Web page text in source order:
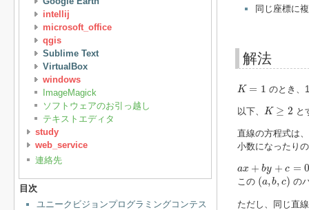
intellij
microsoft_office
qgis
Sublime Text
VirtualBox
windows
ImageMagick
ソフトウェアのお引っ越し
テキストエディタ
study
web_service
連絡先
目次
ユニークビジョンプログラミングコンテス
同じ座標に
解法
K = 1
K= のとき、
以下、 K ≥ 2
K≥ 2 と
直線の方程式は、
小数になったり
ax + by + c = 0
ax+ b y+c = 0
この (a,b, c)
(a,b c の
ただし、同じ直